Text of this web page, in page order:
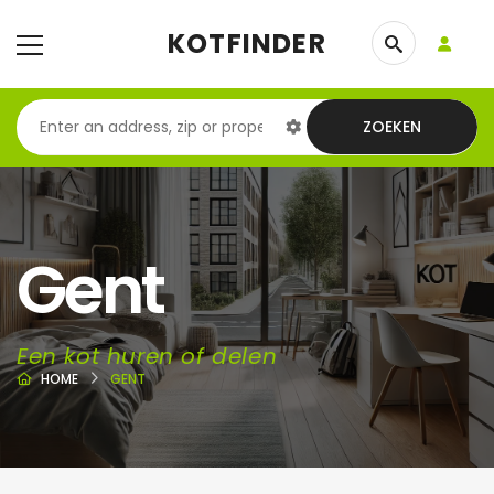
KOTFINDER
ZOEKEN
Gent
Een kot huren of delen
HOME GENT